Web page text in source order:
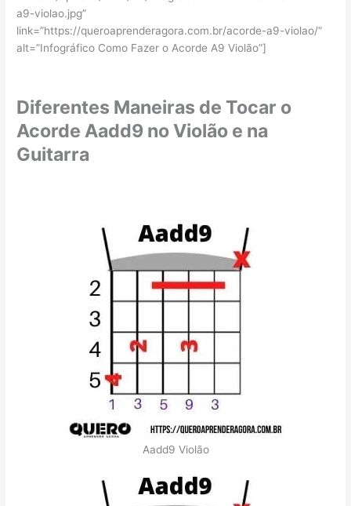
a9-violao.jpg”
link=”https://queroaprenderagora.com.br/acorde-a9-violao/”
alt=”Infográfico Como Fazer o Acorde A9 Violão”]
Diferentes Maneiras de Tocar o
Acorde Aadd9 no Violão e na
Guitarra
Aadd9 Violão